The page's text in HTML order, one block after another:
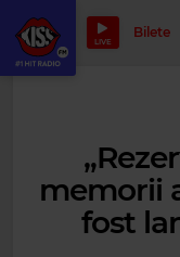
LIVE
Bilete
memorii
fost